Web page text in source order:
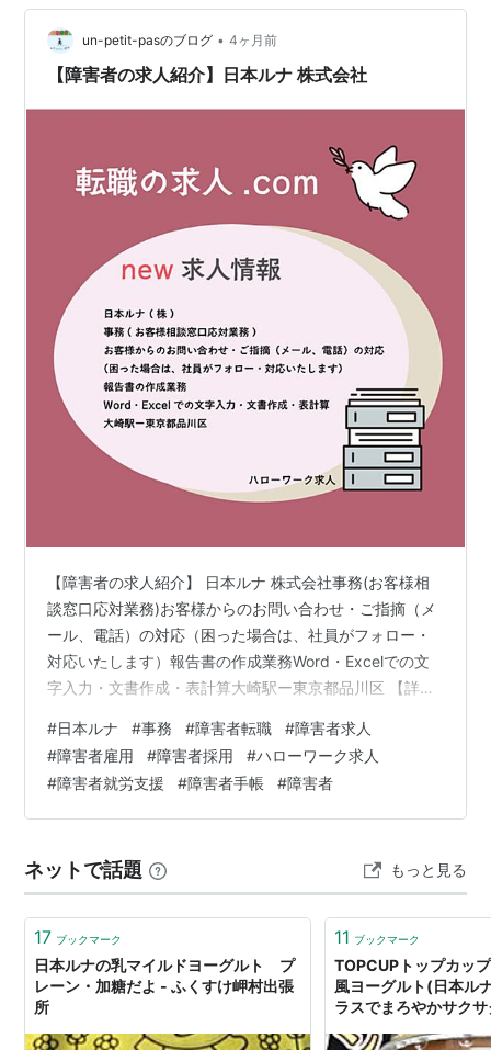
マスコットキャラクターはルナちゃん。
フランスの有名料理学校「ル・コルドンブルー」と提携
して、同名ブランドの高級デザートヨーグルトを販売し
ている。
un-petit-pasのブログ • 4ヶ月前
【障害者の求人紹介】日本ルナ 株式会社
【障害者の求人紹介】 日本ルナ 株式会社事務(お客様相
談窓口応対業務)お客様からのお問い合わせ・ご指摘（メ
ール、電話）の対応（困った場合は、社員がフォロー・
対応いたします）報告書の作成業務Word・Excelでの文
字入力・文書作成・表計算大崎駅ー東京都品川区 【詳細
者）のための求人をご用意しています。無料登録いただ
きましたら 就職・転職に関するご相談をじっくり伺いま
す。 面接準備、就職まで丁寧に支援させていただきま
す。 アンプティパサイト un-petit-pas.co.jp 無料登録 求
#日本ルナ #事務 #障害者転職 #障害者求人
#障害者雇用 #障害者採用 #ハローワーク求人
#障害者就労支援 #障害者手帳 #障害者
ネットで話題 もっと見る
17 ブックマーク
日本ルナの乳マイルドヨーグルト プ
レーン・加糖だよ - ふくすけ岬村出張
所
11 ブックマーク
TOPCUPトップカッ
風ヨーグルト(日本ル
ラスでまろやかサク